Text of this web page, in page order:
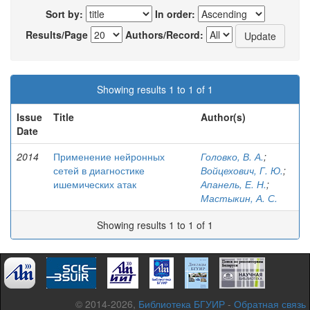
Sort by:
In order:
Results/Page
Authors/Record:
Showing results 1 to 1 of 1
Issue
Date
Title Author(s)
2014
Применение нейронных
сетей в диагностике
ишемических атак
Головко, В. А.;
Войцехович, Г. Ю.;
Апанель, Е. Н.;
Мастыкин, А. С.
Showing results 1 to 1 of 1
© 2014-2026, Библиотека БГУИР - Обратная связь